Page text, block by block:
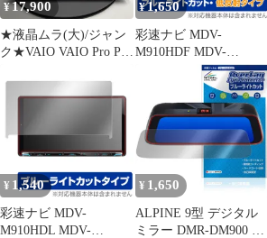
¥17,900
★液晶ムラ(大)/ジャン
ク★VAIO VAIO Pro PK
1035G1 16GB SSD
256GB 14インチ OS無
ン (RM904)
¥1,650
彩速ナビ MDV-
M910HDF MDV-
M909HDF 保護 フィル
ム OverLay Eye
Protector 低反射 カーナ
ビ用保護フィルム ブル
ーライトカット 反射防
止
¥ 1,540
彩速ナビ MDV-
M910HDL MDV-
¥ 1,650
ALPINE 9型 デジタル
ミラー DMR-DM900 保